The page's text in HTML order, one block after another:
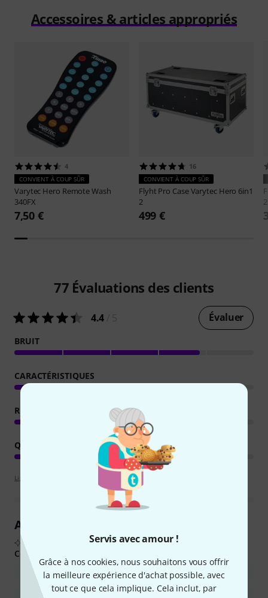
Servis avec amour !
Grâce à nos cookies, nous souhaitons vous offrir
la meilleure expérience d'achat possible, avec
tout ce que cela implique. Cela inclut, par
Accessoires & articles appropriés
4
CONVIENT À COUP SÛR
Varytec Hero Remote Wash
340FX
7,50 €
16
CONVIENT À COUP SÛR
Flyht Pro Case Varytec Hero 6in1
2
499 €
2
77 Évaluations des clients
4.4 Évaluer
BRUIT
CARACTÉRISTIQUES
RENDU
QUALITÉ DE FABRICATION
Lignes directrices d'évaluation
Aperçu des avis clients
D'après les avis d'acheteurs réels, résumés par l'IA
Ce que les acheteurs ont aimé :
L&#39;éclairage est puissant et les couleurs sont éclatantes.
Pour son prix, il offre un bon éventail de fonctionnalités,